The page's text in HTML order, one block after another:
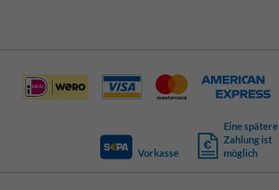
Vorkasse
Eine spätere
Zahlung ist
möglich